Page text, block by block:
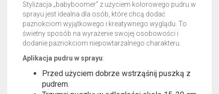
Stylizacja „babyboomer” z użyciem kolorowego pudru w
sprayu jest idealna dla osób, które chcą dodać
paznokciom wyjątkowego i kreatywnego wyglądu. To
świetny sposób na wyrażenie swojej osobowości i
dodanie paznokciom niepowtarzalnego charakteru.
Aplikacja pudru w sprayu:
Przed użyciem dobrze wstrząśnij puszką z
pudrem.